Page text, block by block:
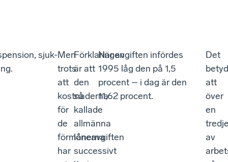
sjuk-Men
trots
att
kostnaderna
för
de
förmånerna
har
Förklaringen
är att
den
så
kallade
allmänna
löneavgiften
successivt
När avgiften infördes
1995 låg den på 1,5
procent – i dag är den
11,62 procent.
Det
att
över
en
av